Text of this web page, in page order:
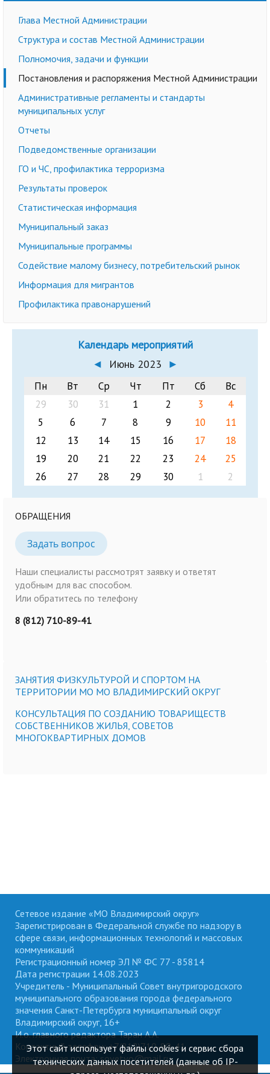
Глава Местной Администрации
Структура и состав Местной Администрации
Полномочия, задачи и функции
Постановления и распоряжения Местной Администрации
Административные регламенты и стандарты
муниципальных услуг
Отчеты
Подведомственные организации
ГО и ЧС, профилактика терроризма
Результаты проверок
Статистическая информация
Муниципальный заказ
Муниципальные программы
Содействие малому бизнесу, потребительский рынок
Информация для мигрантов
Профилактика правонарушений
Календарь мероприятий
◄
Июнь 2023 ►
Пн Вт Ср Чт Пт Сб
Вс
29
30 31 1 2 3
4
5
6 7 8 9 10
11
12
13 14 15 16 17
18
19
20 21 22 23 24
25
26
27 28 29 30 1 2
ОБРАЩЕНИЯ
Задать вопрос
Наши специалисты рассмотрят заявку и ответят
удобным для вас способом.
Или обратитесь по телефону
8 (812) 710-89-41
ЗАНЯТИЯ ФИЗКУЛЬТУРОЙ И СПОРТОМ НА
ТЕРРИТОРИИ МО МО ВЛАДИМИРСКИЙ ОКРУГ
КОНСУЛЬТАЦИЯ ПО СОЗДАНИЮ ТОВАРИЩЕСТВ
СОБСТВЕННИКОВ ЖИЛЬЯ, СОВЕТОВ
МНОГОКВАРТИРНЫХ ДОМОВ
Сетевое издание «МО Владимирский округ»
Зарегистрирован в Федеральной службе по надзору в
сфере связи, информационных технологий и массовых
коммуникаций
Регистрационный номер ЭЛ № ФС 77 - 85814
Дата регистрации 14.08.2023
Учредитель - Муниципальный Совет внутригородского
муниципального образования города федерального
значения Санкт-Петербурга муниципальный округ
Владимирский округ, 16+
И.о. главного редактора Таран А.А.
Контактный телефон: +7(812)710-89-41
Электронная почта: sovetvo@mail.ru
Этот сайт использует файлы cookies и сервис сбора
технических данных посетителей (данные об IP-